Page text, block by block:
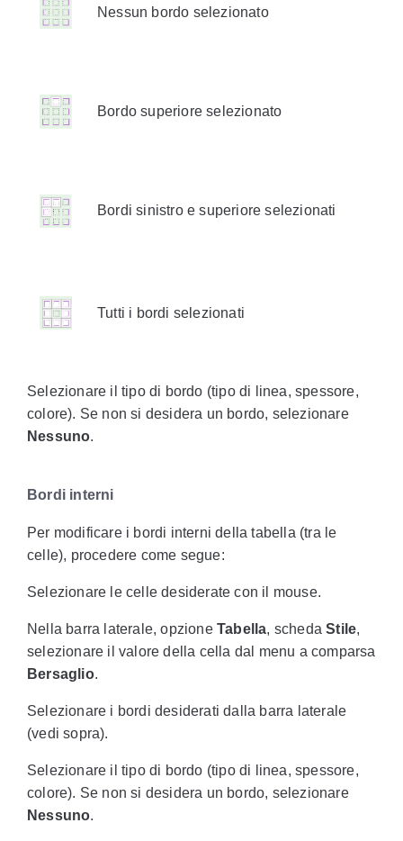
Nessun bordo selezionato
Bordo superiore selezionato
Bordi sinistro e superiore selezionati
Tutti i bordi selezionati
Selezionare il tipo di bordo (tipo di linea, spessore,
colore). Se non si desidera un bordo, selezionare
Nessuno.
Bordi interni
Per modificare i bordi interni della tabella (tra le
celle), procedere come segue:
Selezionare le celle desiderate con il mouse.
Nella barra laterale, opzione Tabella, schedaStile,
selezionare il valore della cella dal menu a comparsa
Bersaglio.
Selezionare i bordi desiderati dalla barra laterale
(vedi sopra).
Selezionare il tipo di bordo (tipo di linea, spessore,
colore). Se non si desidera un bordo, selezionare
Nessuno.